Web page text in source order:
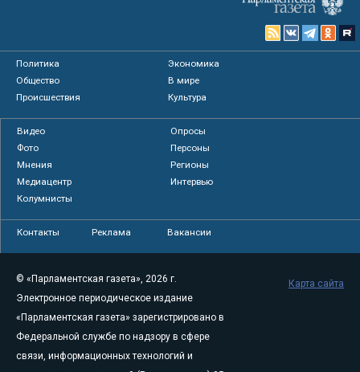
Политика
Экономика
Общество
В мире
Происшествия
Культура
Видео
Опросы
Фото
Персоны
Мнения
Регионы
Медиацентр
Интервью
Колумнисты
Контакты Реклама Вакансии
© «Парламентская газета», 2026 г.
Электронное периодическое издание
«Парламентская газета» зарегистрировано в
Федеральной службе по надзору в сфере
связи, информационных технологий и
Карта сайта